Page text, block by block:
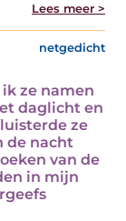
Lees meer >
netgedicht
ze namen
daglicht en
ze
de nacht
van de
in mijn